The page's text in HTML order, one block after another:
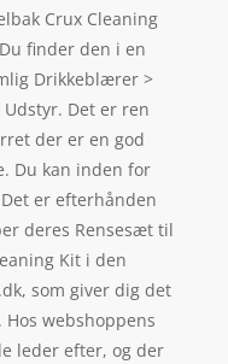
Crux Cleaning
finder den i en
Drikkeblærer >
Det er ren
der er en god
Du kan inden for
er efterhånden
deres Rensesæt til
Kit i den
som giver dig det
webshoppens
leder efter, og der